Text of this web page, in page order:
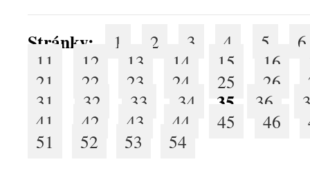
Stránky: 1 2 3 4 5
6
11
12 13 14 15 16
21
22 23 24 25 26
31
32 33 34 35 36
41
42 43 44 45 46
51
52 53 54